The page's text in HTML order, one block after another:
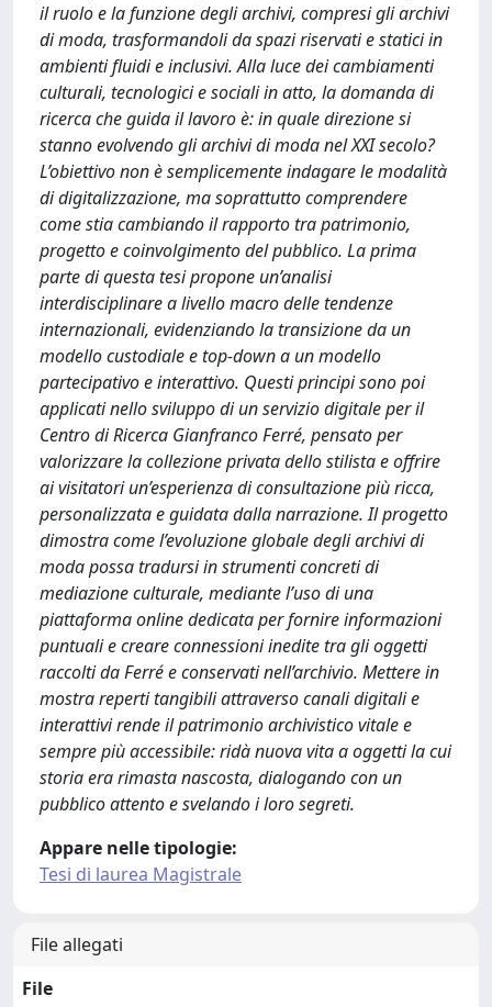
il ruolo e la funzione degli archivi, compresi gli archivi
di moda, trasformandoli da spazi riservati e statici in
ambienti fluidi e inclusivi. Alla luce dei cambiamenti
culturali, tecnologici e sociali in atto, la domanda di
ricerca che guida il lavoro è: in quale direzione si
stanno evolvendo gli archivi di moda nel XXI secolo?
L’obiettivo non è semplicemente indagare le modalità
di digitalizzazione, ma soprattutto comprendere
come stia cambiando il rapporto tra patrimonio,
progetto e coinvolgimento del pubblico. La prima
parte di questa tesi propone un’analisi
interdisciplinare a livello macro delle tendenze
internazionali, evidenziando la transizione da un
modello custodiale e top-down a un modello
partecipativo e interattivo. Questi principi sono poi
applicati nello sviluppo di un servizio digitale per il
Centro di Ricerca Gianfranco Ferré, pensato per
valorizzare la collezione privata dello stilista e offrire
ai visitatori un’esperienza di consultazione più ricca,
personalizzata e guidata dalla narrazione. Il progetto
dimostra come l’evoluzione globale degli archivi di
moda possa tradursi in strumenti concreti di
mediazione culturale, mediante l’uso di una
piattaforma online dedicata per fornire informazioni
puntuali e creare connessioni inedite tra gli oggetti
raccolti da Ferré e conservati nell’archivio. Mettere in
mostra reperti tangibili attraverso canali digitali e
interattivi rende il patrimonio archivistico vitale e
sempre più accessibile: ridà nuova vita a oggetti la cui
storia era rimasta nascosta, dialogando con un
pubblico attento e svelando i loro segreti.
Appare nelle tipologie:
Tesi di laurea Magistrale
File allegati
File